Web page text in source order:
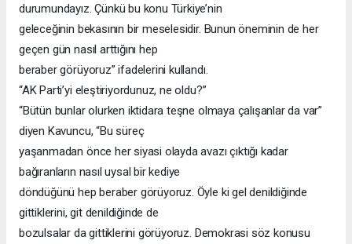
durumundayız. Çünkü bu konu Türkiye’nin
geleceğinin bekasının bir meselesidir. Bunun öneminin de her
geçen gün nasıl arttığını hep
beraber görüyoruz” ifadelerini kullandı.
“AK Parti’yi eleştiriyordunuz, ne oldu?”
“Bütün bunlar olurken iktidara teşne olmaya çalışanlar da var”
diyen Kavuncu, “Bu süreç
yaşanmadan önce her siyasi olayda avazı çıktığı kadar
bağıranların nasıl uysal bir kediye
döndüğünü hep beraber görüyoruz. Öyle ki gel denildiğinde
gittiklerini, git denildiğinde de
bozulsalar da gittiklerini görüyoruz. Demokrasi söz konusu